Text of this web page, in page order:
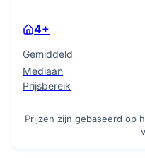
4+
Gemiddeld
Mediaan
Prijsbereik
Prijzen zijn gebaseerd op